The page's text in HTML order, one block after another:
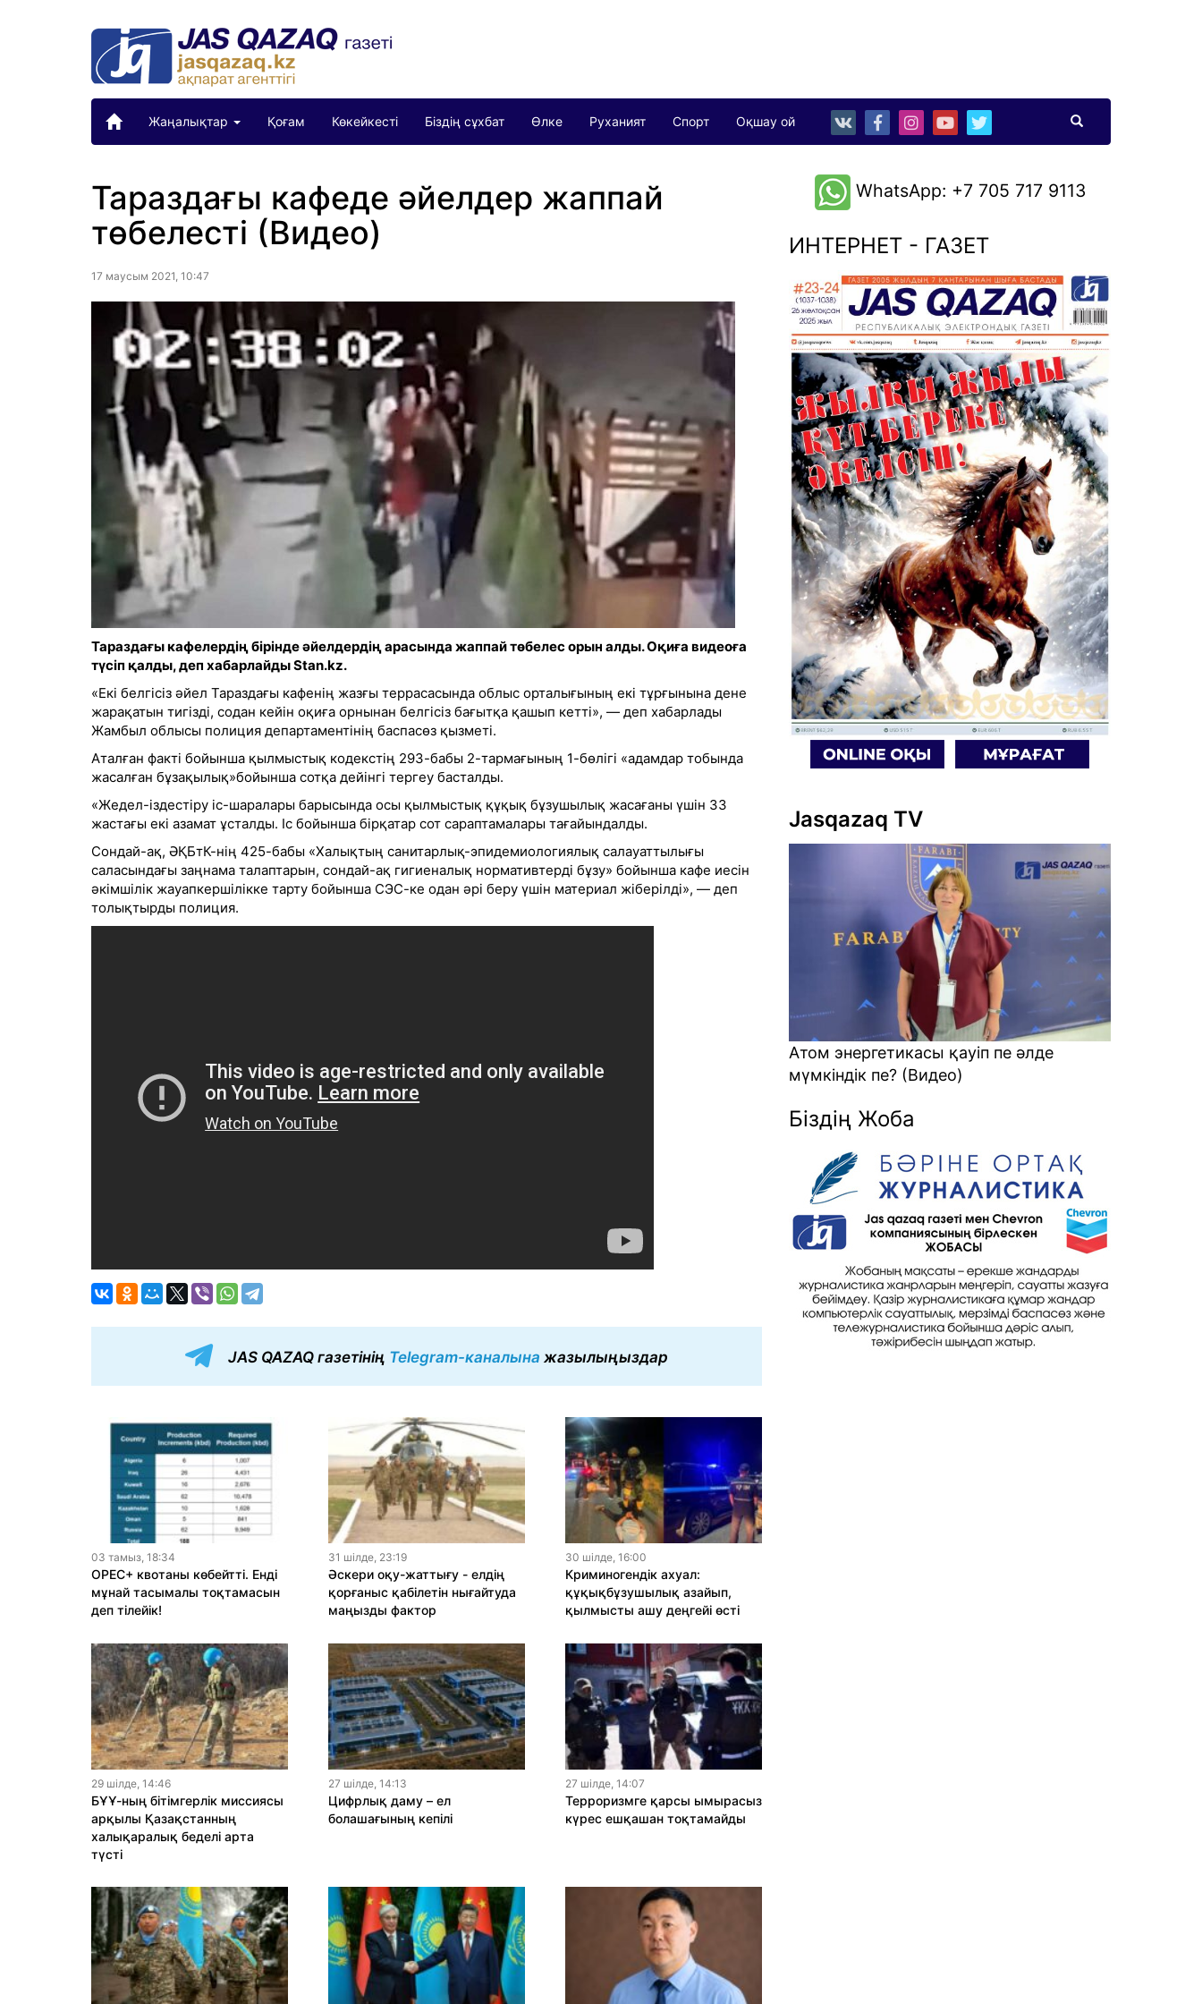
Жаңалықтар Қоғам Көкейкесті Біздің сұхбат Өлке Руханият Спорт Оқшау ой
Тараздағы кафеде әйелдер жаппай
төбелесті (Видео)
17 маусым 2021, 10:47
Тараздағы кафелердің бірінде әйелдердің арасында жаппай төбелес орын алды. Оқиға видеоға
түсіп қалды, деп хабарлайды Stan.kz.
«Екі белгісіз әйел Тараздағы кафенің жазғы террасасында облыс орталығының екі тұрғынына дене
жарақатын тигізді, содан кейін оқиға орнынан белгісіз бағытқа қашып кетті», — деп хабарлады
Жамбыл облысы полиция департаментінің баспасөз қызметі.
Аталған факті бойынша қылмыстық кодекстің 293-бабы 2-тармағының 1-бөлігі «адамдар тобында
жасалған бұзақылық»бойынша сотқа дейінгі тергеу басталды.
«Жедел-іздестіру іс-шаралары барысында осы қылмыстық құқық бұзушылық жасағаны үшін 33
жастағы екі азамат ұсталды. Іс бойынша бірқатар сот сараптамалары тағайындалды.
Сондай-ақ, ӘҚБтК-нің 425-бабы «Халықтың санитарлық-эпидемиологиялық салауаттылығы
саласындағы заңнама талаптарын, сондай-ақ гигиеналық нормативтерді бұзу» бойынша кафе иесін
әкімшілік жауапкершілікке тарту бойынша СЭС-ке одан әрі беру үшін материал жіберілді», — деп
толықтырды полиция.
JAS QAZAQ газетінің Telegram-каналына жазылыңыздар
03 тамыз, 18:34
OPEC+ квотаны көбейтті. Енді
мұнай тасымалы тоқтамасын
деп тілейік!
31 шiлде, 23:19
Әскери оқу-жаттығу - елдің
қорғаныс қабілетін нығайтуда
маңызды фактор
30 шiлде, 16:00
Криминогендік ахуал:
құқықбұзушылық азайып,
қылмысты ашу деңгейі өсті
29 шiлде, 14:46
БҰҰ-ның бітімгерлік миссиясы
арқылы Қазақстанның
халықаралық беделі арта
түсті
27 шiлде, 14:13
Цифрлық даму – ел
болашағының кепілі
27 шiлде, 14:07
Терроризмге қарсы ымырасыз
күрес ешқашан тоқтамайды
WhatsApp: +7 705 717 9113
ИНТЕРНЕТ - ГАЗЕТ
Jasqazaq TV
Атом энергетикасы қауіп пе әлде
мүмкіндік пе? (Видео)
Алаяқтарға кеткен ақшаны
Біздің Жоба